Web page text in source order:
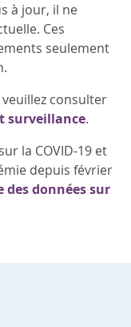
à jour, il ne
Ces
seulement
consulter
surveillance.
la COVID-19 et
depuis février
des données sur